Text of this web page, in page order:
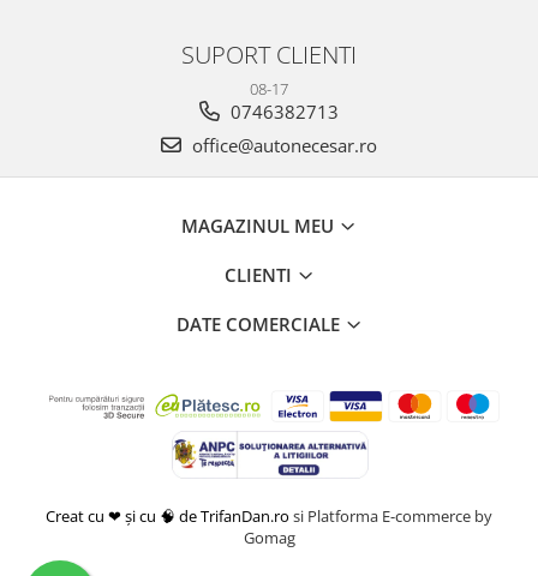
SUPORT CLIENTI
08-17
0746382713
office@autonecesar.ro
MAGAZINUL MEU
CLIENTI
DATE COMERCIALE
Creat cu ❤ și cu 🧠 de TrifanDan.ro si Platforma E-commerce by
Gomag